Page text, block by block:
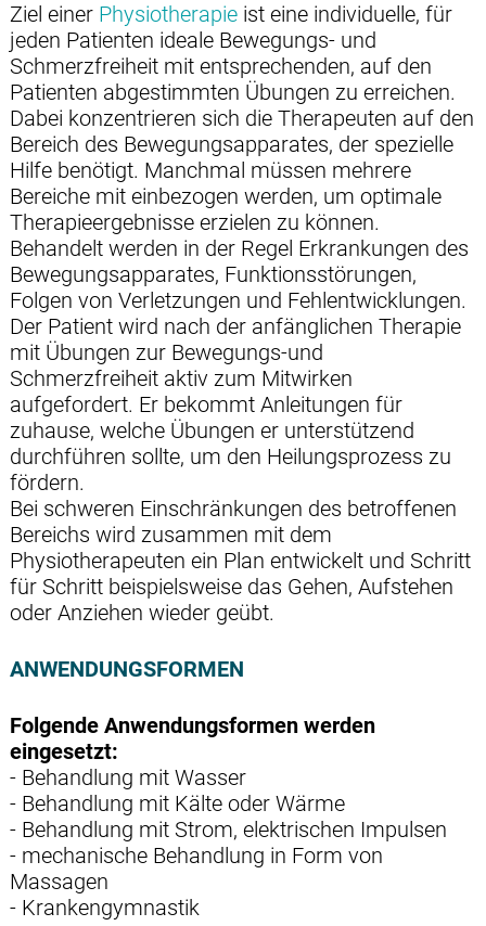
Ziel einer Physiotherapieist eine individuelle, für
jeden Patienten ideale Bewegungs- und
Schmerzfreiheit mit entsprechenden, auf den
Patienten abgestimmten Übungen zu erreichen.
Dabei konzentrieren sich die Therapeuten auf den
Bereich des Bewegungsapparates, der spezielle
Hilfe benötigt. Manchmal müssen mehrere
Bereiche mit einbezogen werden, um optimale
Therapieergebnisse erzielen zu können.
Behandelt werden in der Regel Erkrankungen des
Bewegungsapparates, Funktionsstörungen,
Folgen von Verletzungen und Fehlentwicklungen.
Der Patient wird nach der anfänglichen Therapie
mit Übungen zur Bewegungs-und
Schmerzfreiheit aktiv zum Mitwirken
aufgefordert. Er bekommt Anleitungen für
zuhause, welche Übungen er unterstützend
durchführen sollte, um den Heilungsprozess zu
fördern.
Bei schweren Einschränkungen des betroffenen
Bereichs wird zusammen mit dem
Physiotherapeuten ein Plan entwickelt und Schritt
für Schritt beispielsweise das Gehen, Aufstehen
oder Anziehen wieder geübt.
ANWENDUNGSFORMEN
Folgende Anwendungsformen werden
eingesetzt:
- Behandlung mit Wasser
- Behandlung mit Kälte oder Wärme
- Behandlung mit Strom, elektrischen Impulsen
- mechanische Behandlung in Form von
Massagen
- Krankengymnastik